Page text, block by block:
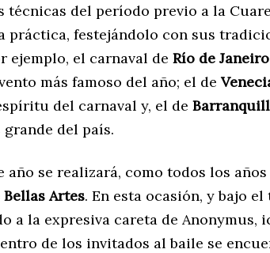
técnicas del período previo a la
práctica, festejándolo con sus
ejemplo, el carnaval de Río de Janeiro
más famoso del año; el de
del carnaval y, el de
del país.
año se realizará, como todos los
Artes. En esta ocasión, y bajo
a la expresiva careta de Anonymus,
de los invitados al baile se